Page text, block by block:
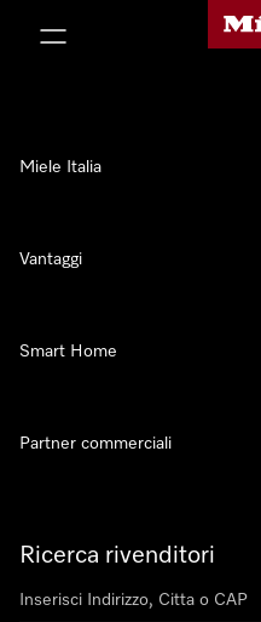
Ricerca rivenditori
Miele Italia
Vantaggi
Smart Home
Partner commerciali